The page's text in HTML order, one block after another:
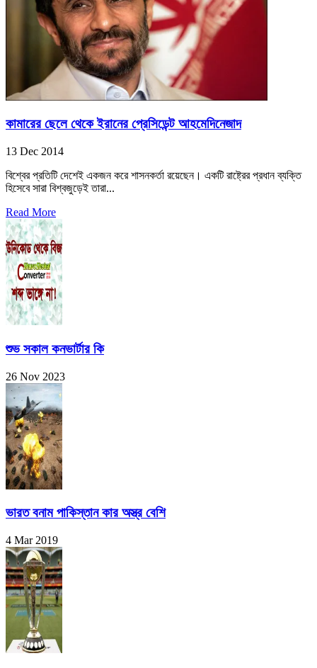
কামারের ছেলে থেকে ইরানের প্রেসিডেন্ট আহমেদিনেজাদ
13 Dec 2014
বিশ্বের প্রতিটি দেশেই একজন করে শাসনকর্তা রয়েছেন। একটি রাষ্ট্রের প্রধান ব্যক্তি
হিসেবে সারা বিশ্বজুড়েই তারা...
Read More
শুভ সকাল কনভার্টার কি
26 Nov 2023
ভারত বনাম পাকিস্তান কার অস্ত্র বেশি
4 Mar 2019